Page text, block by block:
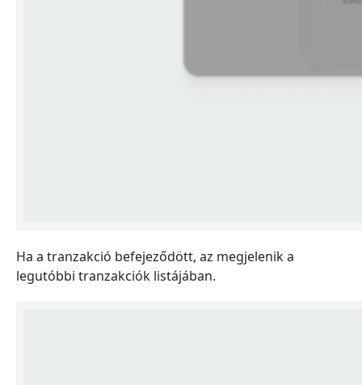
Ha a tranzakció befejeződött, az megjelenik a
legutóbbi tranzakciók listájában.